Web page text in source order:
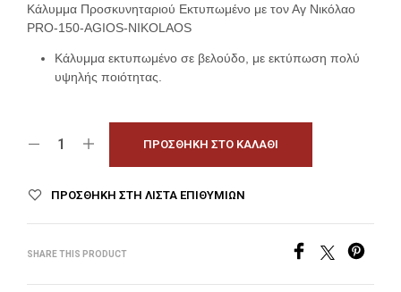
Κάλυμμα Προσκυνηταριού Εκτυπωμένο με τον Αγ Νικόλαο
PRO-150-AGIOS-NIKOLAOS
Κάλυμμα εκτυπωμένο σε βελούδο, με εκτύπωση πολύ
υψηλής ποιότητας.
ΠΡΟΣΘΉΚΗ ΣΤΟ ΚΑΛΆΘΙ
ΠΡΟΣΘΉΚΗ ΣΤΗ ΛΊΣΤΑ ΕΠΙΘΥΜΙΏΝ
SHARE THIS PRODUCT